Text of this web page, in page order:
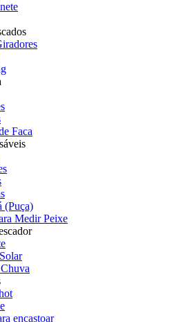
Faca
(Puça)
Medir Peixe
encastoar